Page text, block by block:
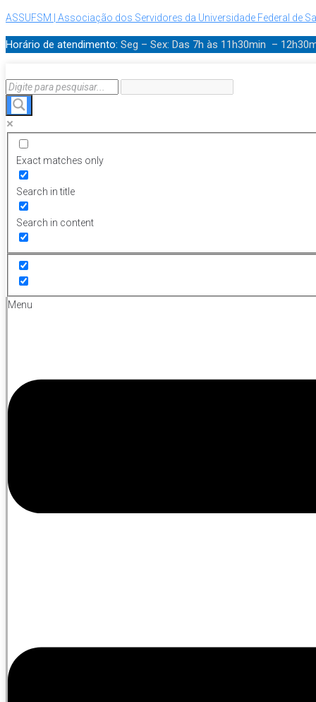
ASSUFSM | Associação dos Servidores da Universidade Federal de
Horário de atendimento: Seg – Sex: Das 7h às 11h30min –
Exact matches only
Search in title
Search in content
Menu